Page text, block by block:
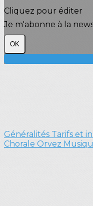
Cliquez pour éditer
Je m'abonne à la
OK
Généralités Tarifs et
Chorale Orvez